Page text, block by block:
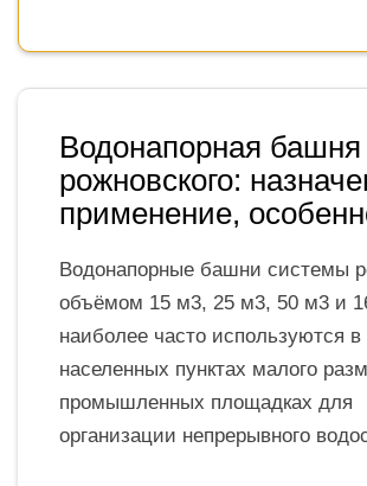
Водонапорная башня
рожновского:
применение,
Водонапорные башни системы
объёмом 15 м3, 25 м3, 50 м3 и
наиболее часто используются в
населенных пунктах малого
промышленных площадках для
организации непрерывного